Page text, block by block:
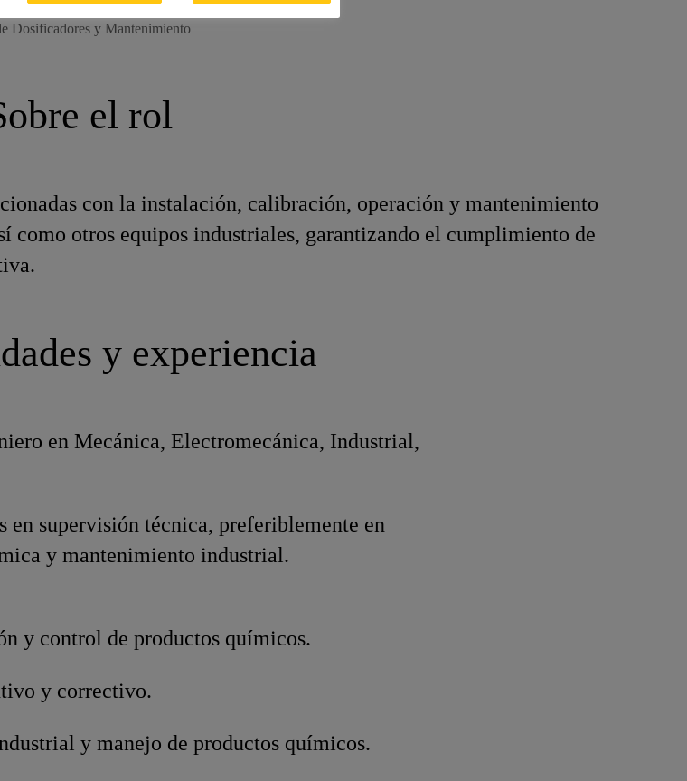
Dosificadores y Mantenimiento
el rol
con la instalación, calibración, operación y mantenimiento
como otros equipos industriales, garantizando el cumplimiento de
y experiencia
en Mecánica, Electromecánica, Industrial,
en supervisión técnica, preferiblemente en
y mantenimiento industrial.
y control de productos químicos.
y correctivo.
y manejo de productos químicos.